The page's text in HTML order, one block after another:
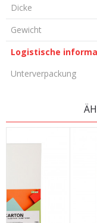
Dicke
Gewicht
Logistische
Unterverpackung
Nachricht